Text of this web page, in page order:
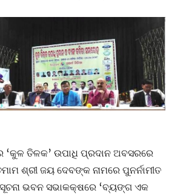
‘କୁଳ ତିଳକ’ ଉପାଧି ପ୍ରଦାନ ଅବସରରେ
ଶ୍ରୀ ଜୟ ଦେବଙ୍କ ନାମରେ ପୁନର୍ନାମୀତ
ଭବନ ସଭାକକ୍ଷରେ ‘ବ୍ୟଙ୍ଗ ଏକ